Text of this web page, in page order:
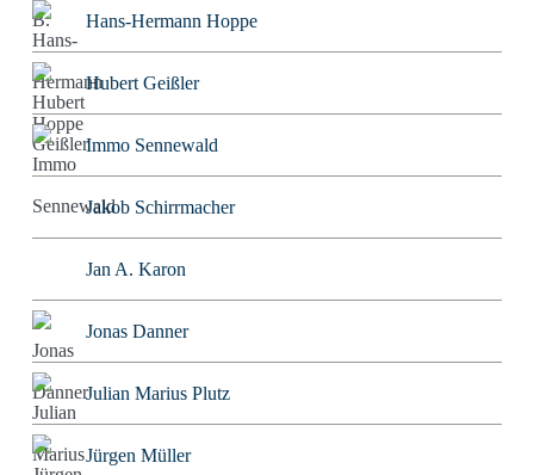
Hans-Hermann Hoppe
Hubert Geißler
Immo Sennewald
Jakob Schirrmacher
Jan A. Karon
Jonas Danner
Julian Marius Plutz
Jürgen Müller